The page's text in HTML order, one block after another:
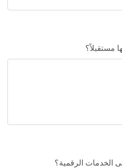
مستقبلاً؟
الخدمات الرقمية؟